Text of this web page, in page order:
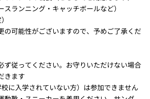
スランニング・キャッチボールなど）
可能性がございますので、予めご了承くだ
ず従ってください。お守りいただけない場合
きます
に入学されていない方）は参加できません